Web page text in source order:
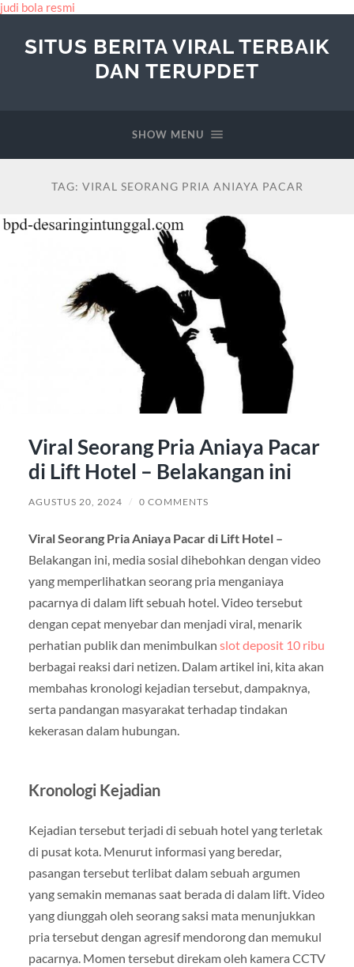
judi bola resmi
SITUS BERITA VIRAL TERBAIK
DAN TERUPDET
SHOW MENU
TAG: VIRAL SEORANG PRIA ANIAYA PACAR
Viral Seorang Pria Aniaya Pacar
di Lift Hotel – Belakangan ini
AGUSTUS 20, 2024 / 0 COMMENTS
Viral Seorang Pria Aniaya Pacar di Lift Hotel –
Belakangan ini, media sosial dihebohkan dengan video
yang memperlihatkan seorang pria menganiaya
pacarnya di dalam lift sebuah hotel. Video tersebut
dengan cepat menyebar dan menjadi viral, menarik
perhatian publik dan menimbulkan slot deposit 10 ribu
berbagai reaksi dari netizen. Dalam artikel ini, kita akan
membahas kronologi kejadian tersebut, dampaknya,
serta pandangan masyarakat terhadap tindakan
kekerasan dalam hubungan.
Kronologi Kejadian
Kejadian tersebut terjadi di sebuah hotel yang terletak
di pusat kota. Menurut informasi yang beredar,
pasangan tersebut terlibat dalam sebuah argumen
yang semakin memanas saat berada di dalam lift. Video
yang diunggah oleh seorang saksi mata menunjukkan
pria tersebut dengan agresif mendorong dan memukul
pacarnya. Momen tersebut direkam oleh kamera CCTV